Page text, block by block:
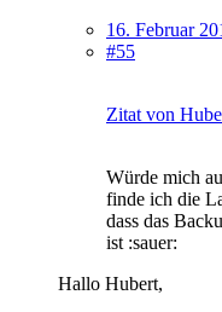
16. Februar
#55
Zitat von
Würde mich
finde ich die
dass das
ist :sauer:
Hallo Hubert,